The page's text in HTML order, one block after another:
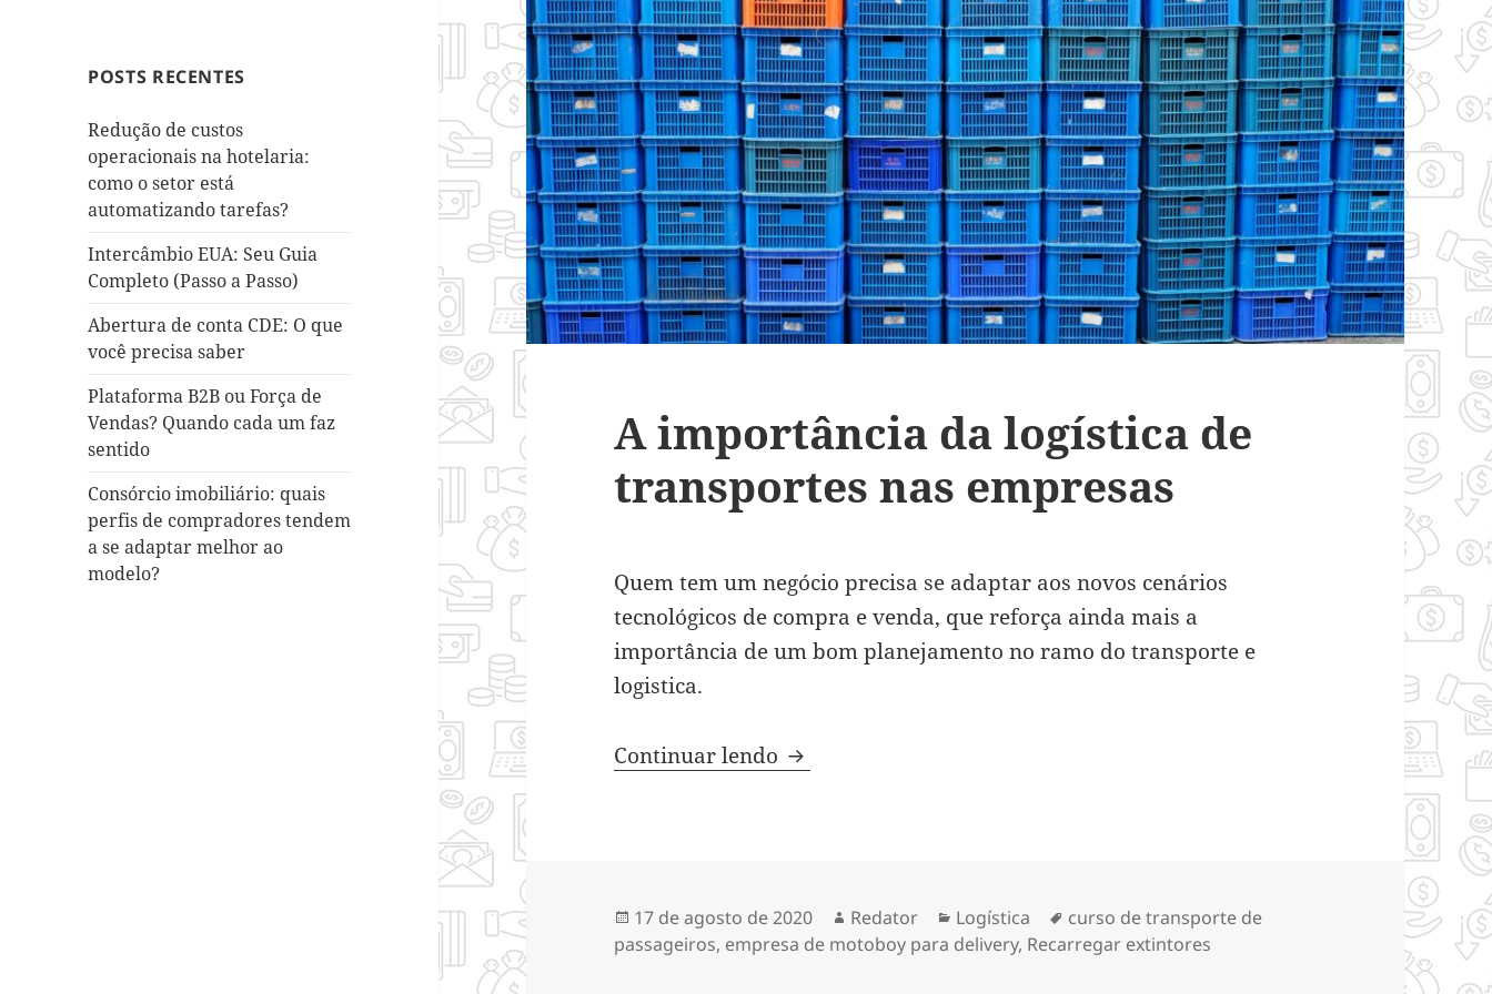
POSTS RECENTES
Redução de custos
operacionais na hotelaria:
como o setor está
automatizando tarefas?
Intercâmbio EUA: Seu Guia
Completo (Passo a Passo)
Abertura de conta CDE: O que
você precisa saber
Plataforma B2B ou Força de
Vendas? Quando cada um faz
sentido
Consórcio imobiliário: quais
perfis de compradores tendem
a se adaptar melhor ao
modelo?
A importância da logística de
transportes nas empresas
Quem tem um negócio precisa se adaptar aos novos cenários
tecnológicos de compra e venda, que reforça ainda mais a
importância de um bom planejamento no ramo do transporte e
logistica.
Continuar lendo A importância da logística de transportes nas empresas
Publicado
em
17 de agosto de 2020 Autor
Redator Categorias
Logística Tags
curso de transporte de
passageiros, empresa de motoboy para delivery, Recarregar extintores